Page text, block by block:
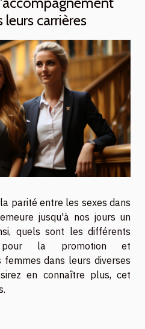
carrières
parité entre les sexes dans
jusqu'à nos jours un
quels sont les différents
pour la promotion et
dans leurs diverses
en connaître plus, cet